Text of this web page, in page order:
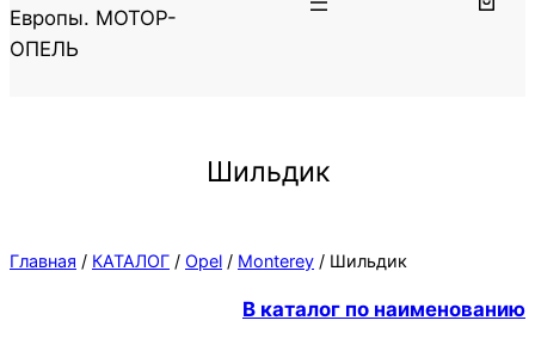
Европы. МОТОР-
ОПЕЛЬ
Шильдик
Главная / КАТАЛОГ / Opel / Monterey / Шильдик
В каталог по наименованию